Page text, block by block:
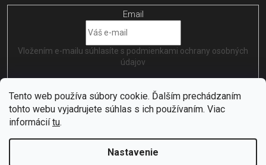
Tento web používa súbory cookie. Ďalším prechádzaním
tohto webu vyjadrujete súhlas s ich používaním. Viac
informáciítu.
Nastavenie
Email
Vložením e-mailu súhlasíte s podmienkami ochrany osobných
údajov
PRIHLÁSIŤ SA